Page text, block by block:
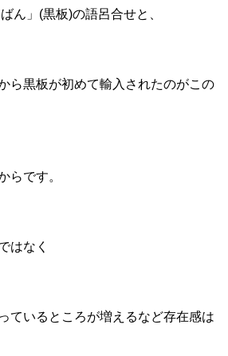
ん」(黒板)の語呂合せと、
ら黒板が初めて輸入されたのがこの
らです。
はなく
ているところが増えるなど存在感は